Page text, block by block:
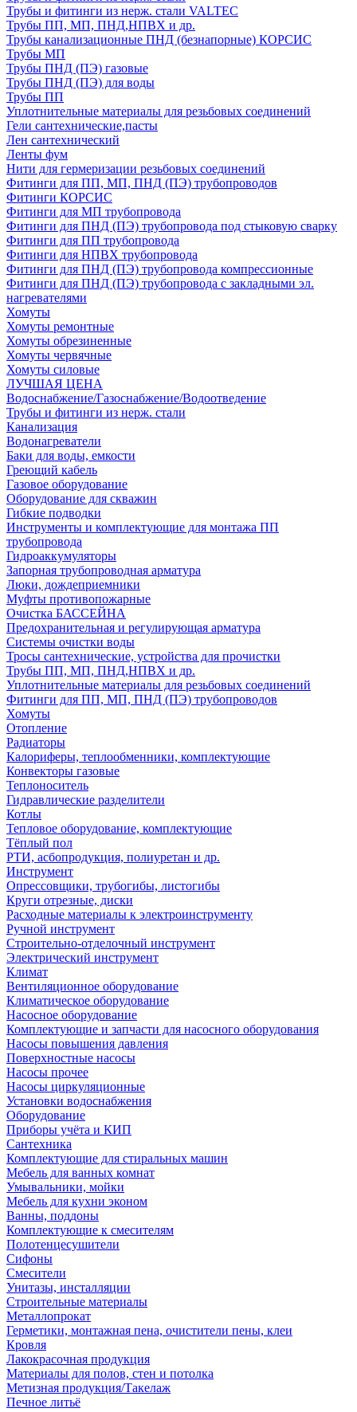
Трубы и фитинги из нерж. стали VALTEC
Трубы ПП, МП, ПНД,НПВХ и др.
Трубы канализационные ПНД (безнапорные) КОРСИС
Трубы МП
Трубы ПНД (ПЭ) газовые
Трубы ПНД (ПЭ) для воды
Трубы ПП
Уплотнительные материалы для резьбовых соединений
Гели сантехнические,пасты
Лен сантехнический
Ленты фум
Нити для гермеризации резьбовых соединений
Фитинги для ПП, МП, ПНД (ПЭ) трубопроводов
Фитинги КОРСИС
Фитинги для МП трубопровода
Фитинги для ПНД (ПЭ) трубопровода под стыковую сварку
Фитинги для ПП трубопровода
Фитинги для НПВХ трубопровода
Фитинги для ПНД (ПЭ) трубопровода компрессионные
Фитинги для ПНД (ПЭ) трубопровода с закладными эл.
нагревателями
Хомуты
Хомуты ремонтные
Хомуты обрезиненные
Хомуты червячные
Хомуты силовые
ЛУЧШАЯ ЦЕНА
Водоснабжение/Газоснабжение/Водоотведение
Трубы и фитинги из нерж. стали
Канализация
Водонагреватели
Баки для воды, емкости
Греющий кабель
Газовое оборудование
Оборудование для скважин
Гибкие подводки
Инструменты и комплектующие для монтажа ПП
трубопровода
Гидроаккумуляторы
Запорная трубопроводная арматура
Люки, дождеприемники
Муфты противопожарные
Очистка БАССЕЙНА
Предохранительная и регулирующая арматура
Системы очистки воды
Тросы сантехнические, устройства для прочистки
Трубы ПП, МП, ПНД,НПВХ и др.
Уплотнительные материалы для резьбовых соединений
Фитинги для ПП, МП, ПНД (ПЭ) трубопроводов
Хомуты
Отопление
Радиаторы
Калориферы, теплообменники, комплектующие
Конвекторы газовые
Теплоноситель
Гидравлические разделители
Котлы
Тепловое оборудование, комплектующие
Тёплый пол
РТИ, асбопродукция, полиуретан и др.
Инструмент
Опрессовщики, трубогибы, листогибы
Круги отрезные, диски
Расходные материалы к электроинструменту
Ручной инструмент
Строительно-отделочный инструмент
Электрический инструмент
Климат
Вентиляционное оборудование
Климатическое оборудование
Насосное оборудование
Комплектующие и запчасти для насосного оборудования
Насосы повышения давления
Поверхностные насосы
Насосы прочее
Насосы циркуляционные
Установки водоснабжения
Оборудование
Приборы учёта и КИП
Сантехника
Комплектующие для стиральных машин
Мебель для ванных комнат
Умывальники, мойки
Мебель для кухни эконом
Ванны, поддоны
Комплектующие к смесителям
Полотенцесушители
Сифоны
Смесители
Унитазы, инсталляции
Строительные материалы
Металлопрокат
Герметики, монтажная пена, очистители пены, клеи
Кровля
Лакокрасочная продукция
Материалы для полов, стен и потолка
Метизная продукция/Такелаж
Печное литьё